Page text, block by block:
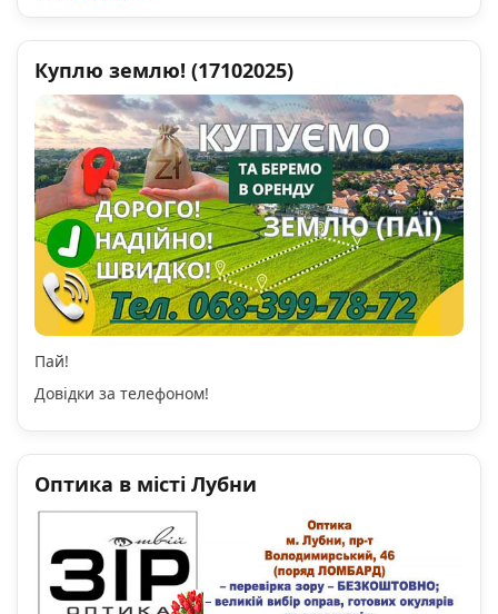
Куплю землю! (17102025)
Пай!
Довідки за телефоном!
Оптика в місті Лубни